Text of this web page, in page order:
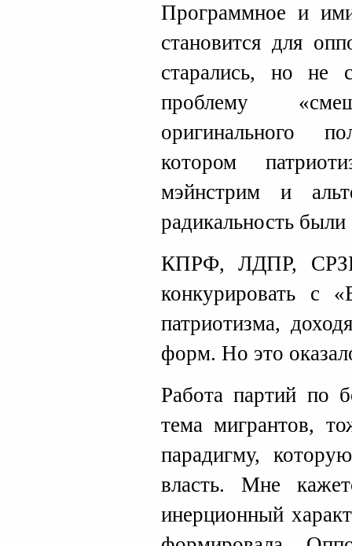
Программное и
становится для
старались, но не
проблему
оригинального
котором
мэйнстрим и
радикальность
КПРФ, ЛДПР, СРЗП
конкурировать с
патриотизма,
форм. Но это
Работа партий по
тема мигрантов,
парадигму,
власть. Мне
инерционный